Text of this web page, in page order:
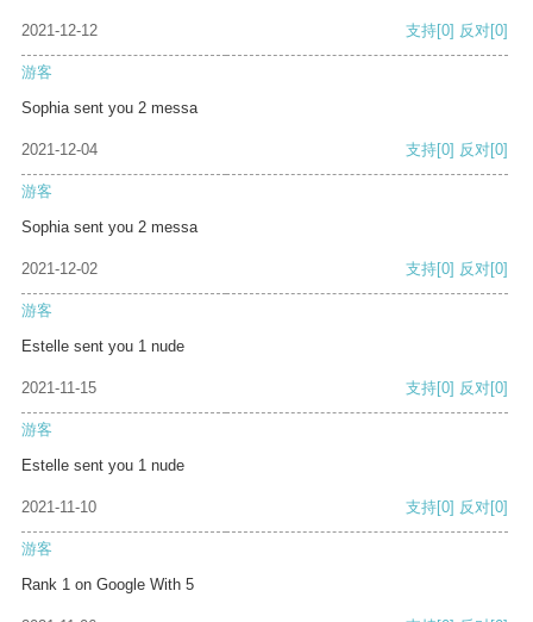
2021-12-12 支持[0] 反对[0]
游客
Sophia sent you 2 messa
2021-12-04 支持[0] 反对[0]
游客
Sophia sent you 2 messa
2021-12-02 支持[0] 反对[0]
游客
Estelle sent you 1 nude
2021-11-15 支持[0] 反对[0]
游客
Estelle sent you 1 nude
2021-11-10 支持[0] 反对[0]
游客
Rank 1 on Google With 5